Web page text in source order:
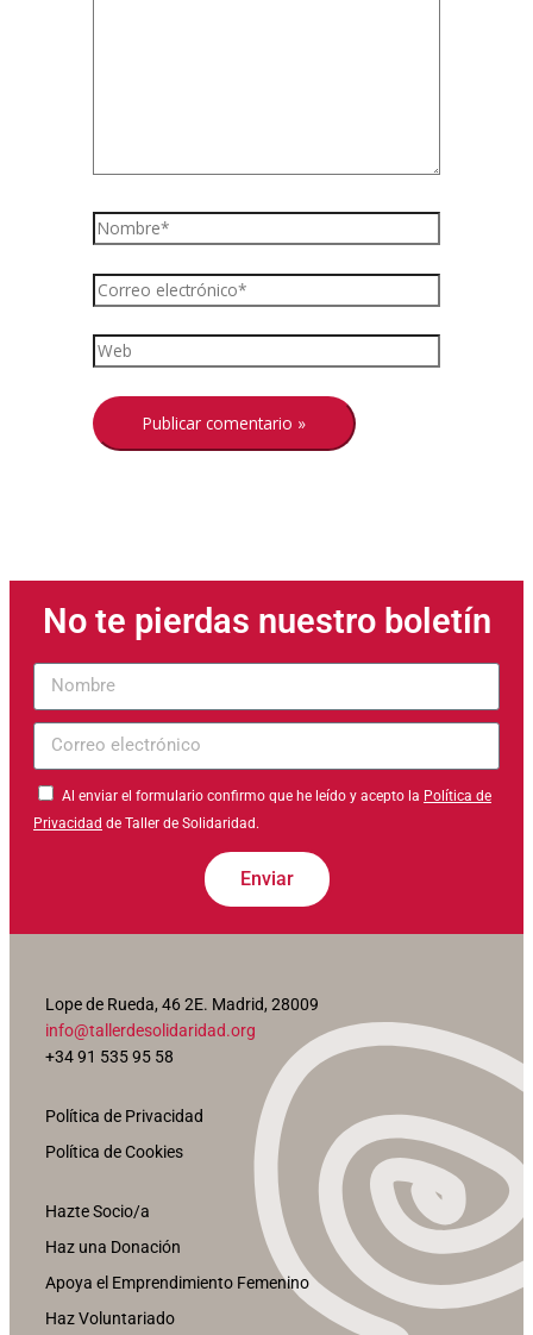
No te pierdas nuestro boletín
Nombre
Correo
Al enviar el formulario confirmo que he leído y acepto la Política de
Privacidad de Taller de Solidaridad.
Enviar
Lope de Rueda, 46 2E. Madrid, 28009
info@tallerdesolidaridad.org
+34 91 535 95 58
Política de Privacidad
Política de Cookies
Hazte Socio/a
Haz una Donación
Apoya el Emprendimiento Femenino
Haz Voluntariado